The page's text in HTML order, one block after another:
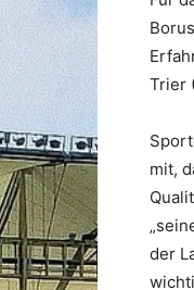
Trier
mit,
der